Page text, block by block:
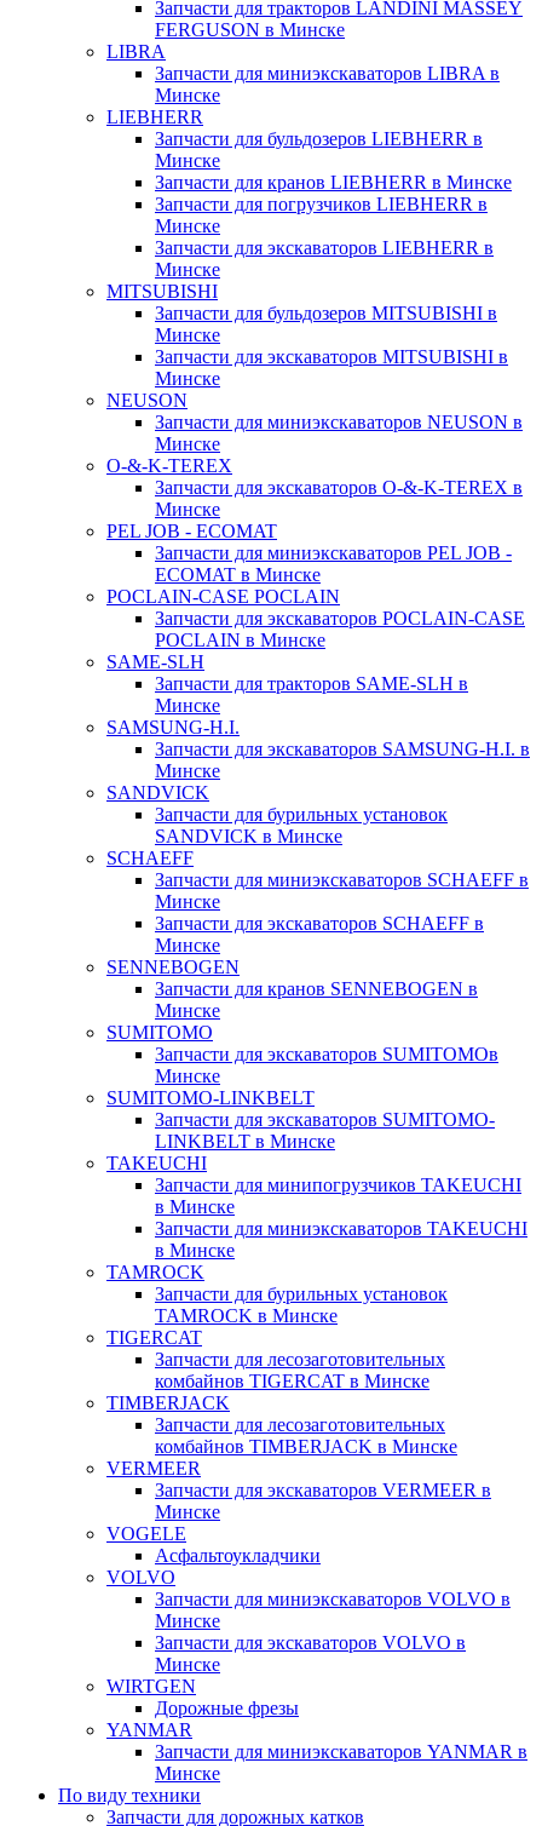
Запчасти для тракторов LANDINI MASSEY
FERGUSON в Минске
LIBRA
Запчасти для миниэкскаваторов LIBRA в
Минске
LIEBHERR
Запчасти для бульдозеров LIEBHERR в
Минске
Запчасти для кранов LIEBHERR в Минске
Запчасти для погрузчиков LIEBHERR в
Минске
Запчасти для экскаваторов LIEBHERR в
Минске
MITSUBISHI
Запчасти для бульдозеров MITSUBISHI в
Минске
Запчасти для экскаваторов MITSUBISHI в
Минске
NEUSON
Запчасти для миниэкскаваторов NEUSON в
Минске
O-&-K-TEREX
Запчасти для экскаваторов O-&-K-TEREX в
Минске
PEL JOB - ECOMAT
Запчасти для миниэкскаваторов PEL JOB -
ECOMAT в Минске
POCLAIN-CASE POCLAIN
Запчасти для экскаваторов POCLAIN-CASE
POCLAIN в Минске
SAME-SLH
Запчасти для тракторов SAME-SLH в
Минске
SAMSUNG-H.I.
Запчасти для экскаваторов SAMSUNG-H.I. в
Минске
SANDVICK
Запчасти для бурильных установок
SANDVICK в Минске
SCHAEFF
Запчасти для миниэкскаваторов SCHAEFF в
Минске
Запчасти для экскаваторов SCHAEFF в
Минске
SENNEBOGEN
Запчасти для кранов SENNEBOGEN в
Минске
SUMITOMO
Запчасти для экскаваторов SUMITOMOв
Минске
SUMITOMO-LINKBELT
Запчасти для экскаваторов SUMITOMO-
LINKBELT в Минске
TAKEUCHI
Запчасти для минипогрузчиков TAKEUCHI
в Минске
Запчасти для миниэкскаваторов TAKEUCHI
в Минске
TAMROCK
Запчасти для бурильных установок
TAMROCK в Минске
TIGERCAT
Запчасти для лесозаготовительных
комбайнов TIGERCAT в Минске
TIMBERJACK
Запчасти для лесозаготовительных
комбайнов TIMBERJACK в Минске
VERMEER
Запчасти для экскаваторов VERMEER в
Минске
VOGELE
Асфальтоукладчики
VOLVO
Запчасти для миниэкскаваторов VOLVO в
Минске
Запчасти для экскаваторов VOLVO в
Минске
WIRTGEN
Дорожные фрезы
YANMAR
Запчасти для миниэкскаваторов YANMAR в
Минске
По виду техники
Запчасти для дорожных катков